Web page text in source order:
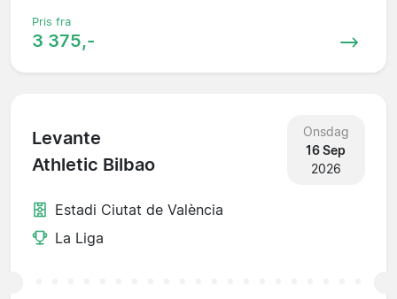
Pris fra
3 375,-
Levante
Athletic Bilbao
Onsdag
16 Sep
2026
Estadi Ciutat de València
La Liga